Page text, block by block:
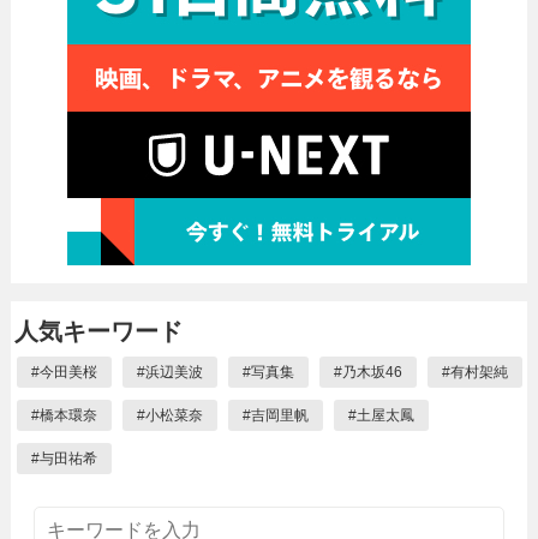
人気キーワード
#今田美桜 #浜辺美波 #写真集 #乃木坂46 #有村架純
#橋本環奈 #小松菜奈 #吉岡里帆 #土屋太鳳
#与田祐希